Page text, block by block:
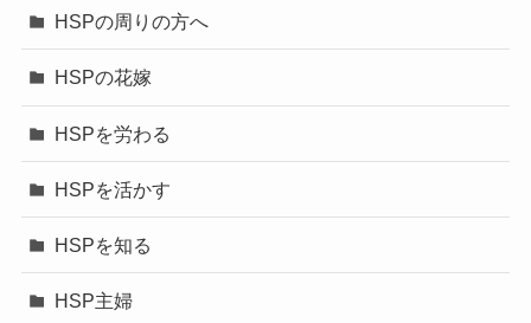
HSPの周りの方へ
HSPの花嫁
HSPを労わる
HSPを活かす
HSPを知る
HSP主婦